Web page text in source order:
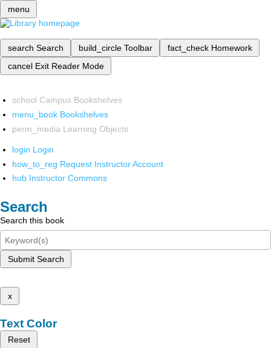
menu
search Search build_circle Toolbar fact_check Homework
cancel Exit Reader Mode
school Campus Bookshelves
menu_book Bookshelves
perm_media Learning Objects
login Login
how_to_reg Request Instructor Account
hub Instructor Commons
Search
Search this book
Submit Search
x
Text Color
Reset